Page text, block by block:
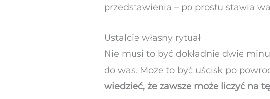
przedstawienia – po prostu stawia
Ustalcie własny rytuał
Nie musi to być dokładnie dwie
do was. Może to być uścisk po
wiedzieć, że zawsze może liczyć na